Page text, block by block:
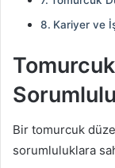
Kariyer ve
Bir tomurcuk
sorumluluklara